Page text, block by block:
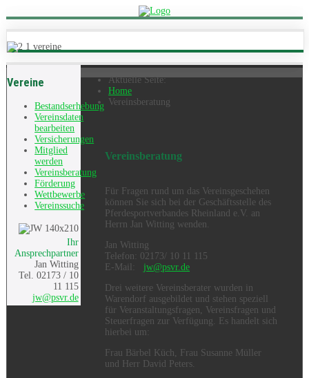
Vereine
Bestandserhebung
Vereinsdaten
bearbeiten
Versicherungen
Mitglied
werden
Vereinsberatung
Förderung
Wettbewerbe
Vereinssuche
Ihr
Ansprechpartner
Jan Witting
Tel. 02173 / 10
11 115
jw@psvr.de
Aktuelle Seite:
Home
Vereinsberatung
Vereinsberatung
Für Fragen rund um das Vereinsgeschehen
können Sie sich bei der Geschäftsstelle des
Pferdesportverbandes Rheinland e.V. an
Herrn Jan Witting wenden.
Jan Witting
Telefon: 02173/ 10 11 115
E-Mail:jw@psvr.de
Drei weitere Vereinsberater wurden in
Warendorf ausgebildet und stehen speziell
für Veranstaltungsfragen, Vereinsfragen und
Steuerfragen zur Verfügung. Es handelt sich
hierbei um:
Frau Bärbel Küch, Frau Susanne Müller
und Herr David Peters.